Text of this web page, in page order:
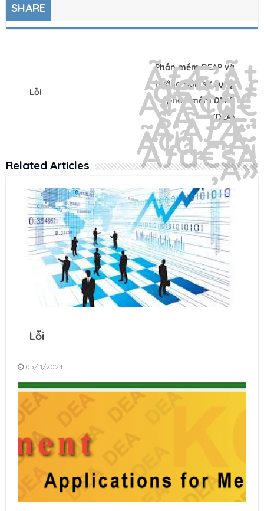
SHARE
Lỗi
Phần mềm DEAP và
hướng dẫn sử dụng
phần mềm DEAP
(DEA)
Related Articles
Lỗi
05/11/2024